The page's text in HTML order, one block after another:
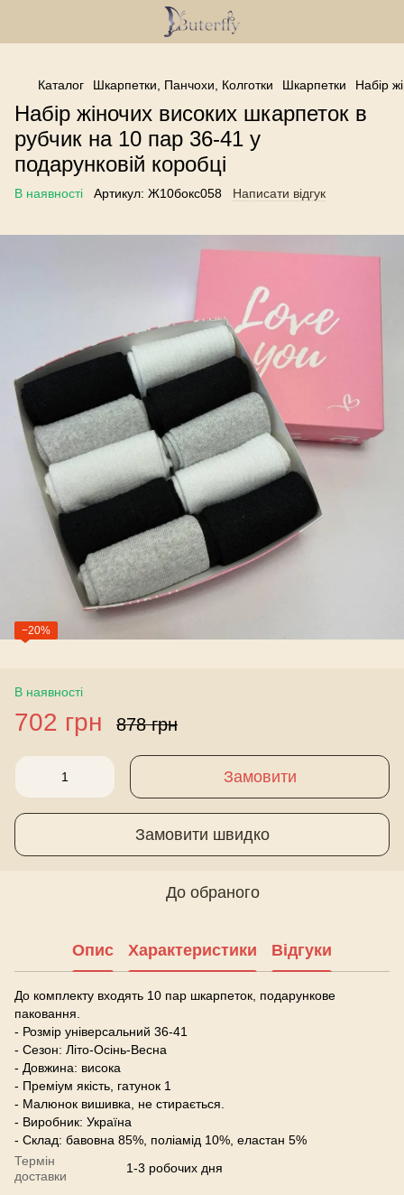
------------------------------------------------
Каталог Шкарпетки, Панчохи, Колготки Шкарпетки Набір
Набір жіночих високих шкарпеток в
рубчик на 10 пар 36-41 у
подарунковій коробці
В наявності Артикул: Ж10бокс058 Написати відгук
−20%
В наявності
702 грн 878 грн
Замовити
Замовити швидко
До обраного
Опис Характеристики Відгуки
До комплекту входять 10 пар шкарпеток, подарункове
паковання.
- Розмір універсальний 36-41
- Сезон: Літо-Осінь-Весна
- Довжина: висока
- Преміум якість, гатунок 1
- Малюнок вишивка, не стирається.
- Виробник: Україна
- Склад: бавовна 85%, поліамід 10%, еластан 5%
Термін
доставки
1-3 робочих дня